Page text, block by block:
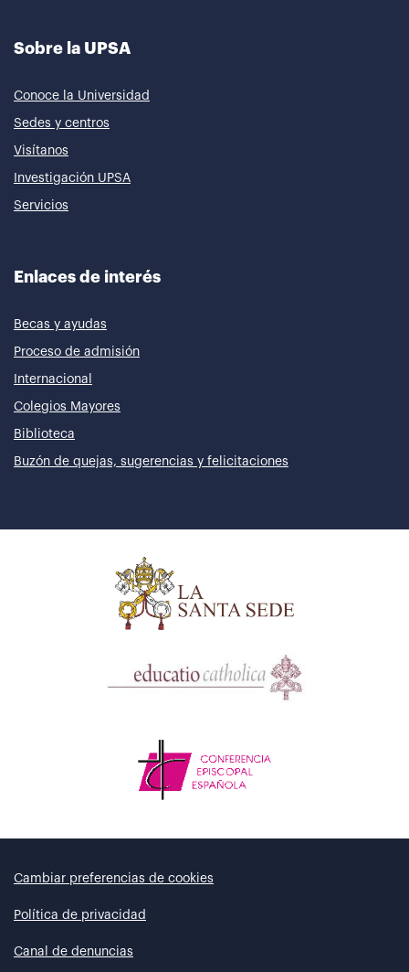
Sobre la UPSA
Conoce la Universidad
Sedes y centros
Visítanos
Investigación UPSA
Servicios
Enlaces de interés
Becas y ayudas
Proceso de admisión
Internacional
Colegios Mayores
Biblioteca
Buzón de quejas, sugerencias y felicitaciones
Cambiar preferencias de cookies
Política de privacidad
Canal de denuncias